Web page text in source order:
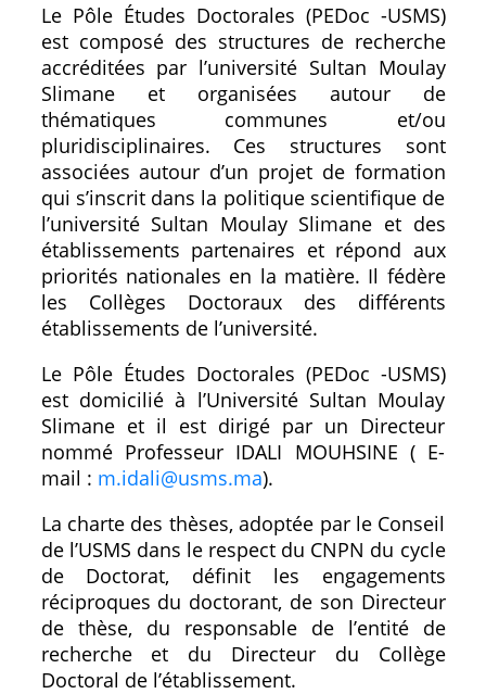
Le Pôle Études Doctorales (PEDoc -USMS)
est composé des structures de recherche
accréditées par l’université Sultan Moulay
Slimane et organisées autour de
thématiques communes et/ou
pluridisciplinaires. Ces structures sont
associées autour d’un projet de formation
qui s’inscrit dans la politique scientifique de
l’université Sultan Moulay Slimane et des
établissements partenaires et répond aux
priorités nationales en la matière. Il fédère
les Collèges Doctoraux des différents
établissements de l’université.
Le Pôle Études Doctorales (PEDoc -USMS)
est domicilié à l’Université Sultan Moulay
Slimane et il est dirigé par un Directeur
nommé Professeur IDALI MOUHSINE ( E-
mail : m.idali@usms.ma).
La charte des thèses, adoptée par le Conseil
de l’USMS dans le respect du CNPN du cycle
de Doctorat, définit les engagements
réciproques du doctorant, de son Directeur
de thèse, du responsable de l’entité de
recherche et du Directeur du Collège
Doctoral de l’établissement.